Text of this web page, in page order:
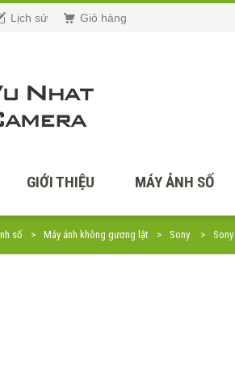
Lịch sử Giỏ hàng
GIỚI THIỆU MÁY ẢNH SỐ
số Máy ảnh không gương lật Sony